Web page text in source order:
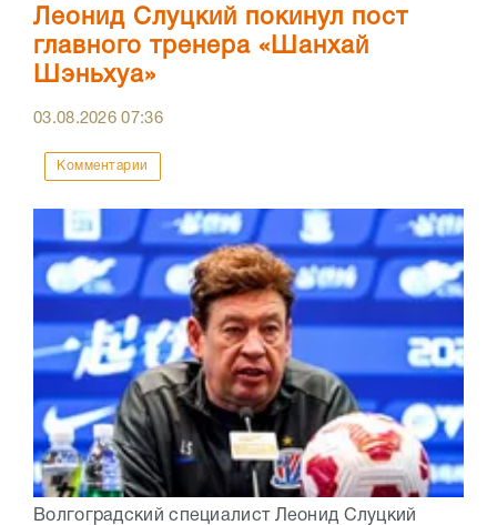
Леонид Слуцкий покинул пост
главного тренера «Шанхай
Шэньхуа»
03.08.202607:36
Комментарии
Волгоградский специалист Леонид Слуцкий